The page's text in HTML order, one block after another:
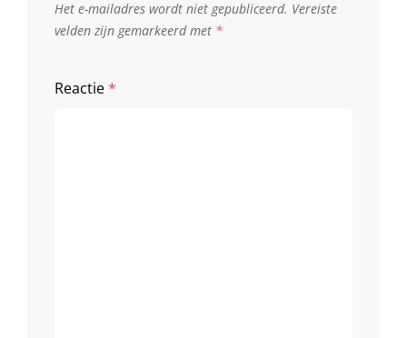
Het e-mailadres wordt niet gepubliceerd. Vereiste
velden zijn gemarkeerd met *
Reactie*